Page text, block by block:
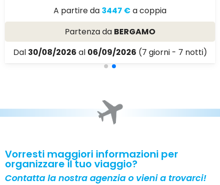
A partire da 3447 € a coppia
Partenza da BERGAMO
Dal 30/08/2026 al 06/09/2026 (7 giorni - 7 notti)
Vorresti maggiori informazioni per
organizzare il tuo viaggio?
Contatta la nostra agenzia o vieni a trovarci!